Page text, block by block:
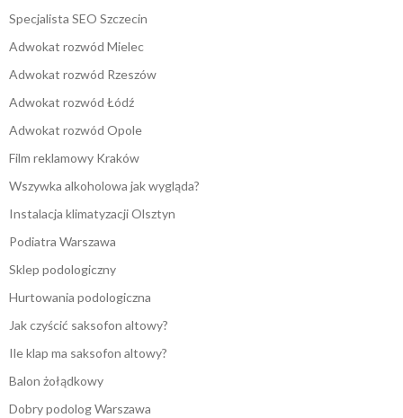
Specjalista SEO Szczecin
Adwokat rozwód Mielec
Adwokat rozwód Rzeszów
Adwokat rozwód Łódź
Adwokat rozwód Opole
Film reklamowy Kraków
Wszywka alkoholowa jak wygląda?
Instalacja klimatyzacji Olsztyn
Podiatra Warszawa
Sklep podologiczny
Hurtowania podologiczna
Jak czyścić saksofon altowy?
Ile klap ma saksofon altowy?
Balon żołądkowy
Dobry podolog Warszawa